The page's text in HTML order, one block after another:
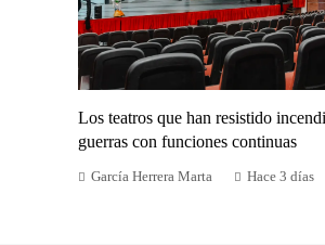
Los teatros que han resistido
guerras con funciones continuas
García Herrera Marta Hace 3 días